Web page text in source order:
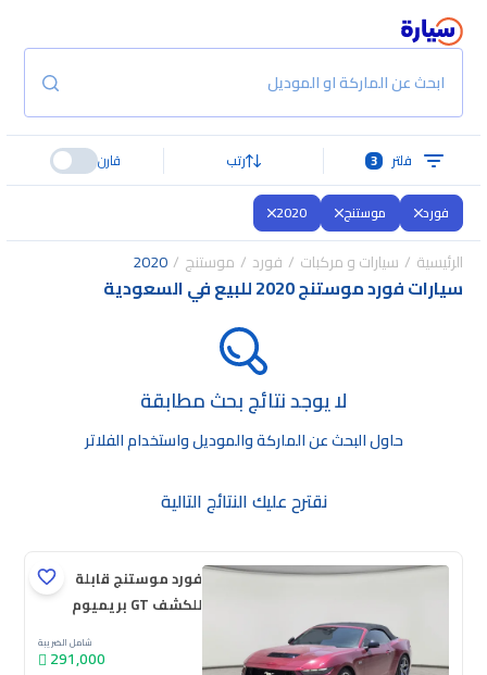
ابحث عن الماركة او الموديل
فلتر 3 رتب قارن
فورد موستنج 2020
الرئيسية سيارات و مركبات فورد موستنج 2020
سيارات فورد موستنج 2020 للبيع في السعودية
لا يوجد نتائج بحث مطابقة
حاول البحث عن الماركة والموديل واستخدام الفلاتر
نقترح عليك النتائج التالية
فورد موستنج قابلة
للكشف GT بريميوم
شامل الضريبة
291,000